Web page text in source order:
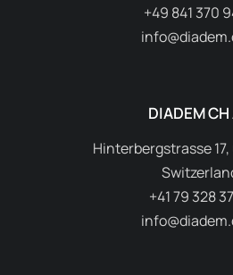
+49 841 370
DIADEM CH
Hinterbergstrasse
+41 79 328